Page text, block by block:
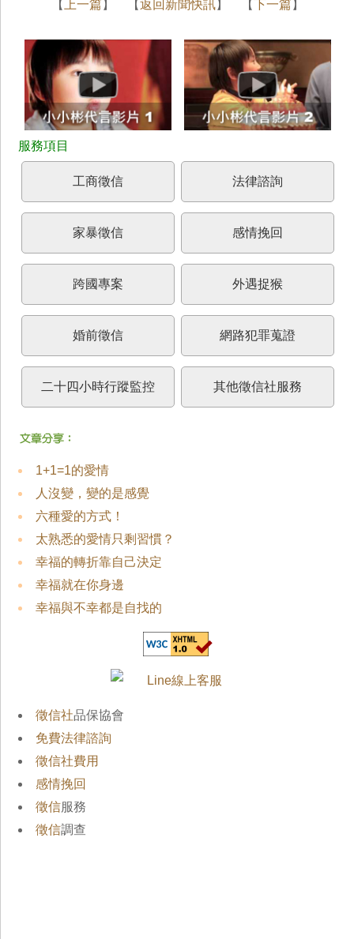
【 上一篇 】 【返回新聞快訊】 【 下一篇 】
工商徵信 法律諮詢
家暴徵信 感情挽回
跨國專案 外遇捉猴
婚前徵信 網路犯罪蒐證
二十四小時行蹤監控 其他徵信社服務
1+1=1的愛情
人沒變，變的是感覺
六種愛的方式！
太熟悉的愛情只剩習慣？
幸福的轉折靠自己決定
幸福就在你身邊
幸福與不幸都是自找的
徵信社品保協會
免費法律諮詢
徵信社費用
感情挽回
徵信服務
徵信調查